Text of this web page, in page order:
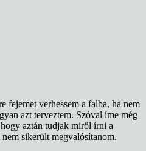
fejemet verhessem a falba, ha nem
azt terveztem. Szóval íme még
aztán tudjak miről írni a
sikerült megvalósítanom.